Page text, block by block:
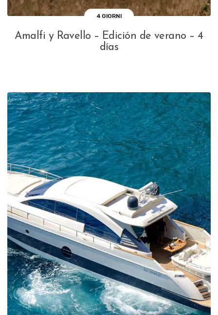
4 GIORNI
Amalfi y Ravello – Edición de verano – 4
días